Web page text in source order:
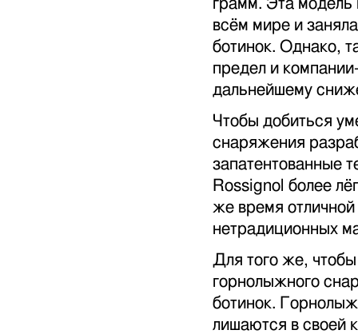
грамм. Эта модель
всём мире и
ботинок. Однако,
предел и
дальнейшему
Чтобы добиться
снаряжения
запатентованные
Rossignol более
же время отличной
нетрадиционных
Для того же, чтобы
горнолыжного
ботинок.
лишаются в своей